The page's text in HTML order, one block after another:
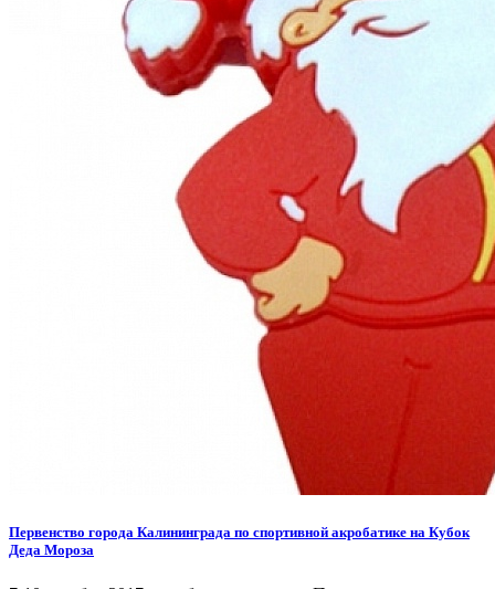
Первенство города Калининграда по спортивной акробатике на Кубок
Деда Мороза